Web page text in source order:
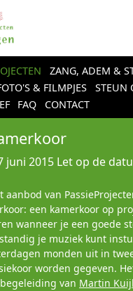
ZANG, ADEM &
& FILMPJES STEUN
FAQ CONTACT
juni 2015 Let op de
aanbod van
een kamerkoor op
wanneer je een goede
je muziek kunt
monden uit in
worden gegeven.
van Martin